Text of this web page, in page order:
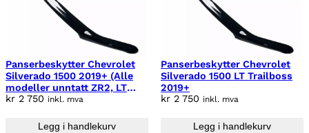
Panserbeskytter Chevrolet
Silverado 1500 2019+ (Alle
modeller unntatt ZR2, LT
Trail Boss, Custom Trail
kr 2 750 inkl. mva
Legg i handlekurv
Panserbeskytter Chevrolet
Silverado 1500 LT Trailboss
2019+
kr 2 750 inkl. mva
Legg i handlekurv